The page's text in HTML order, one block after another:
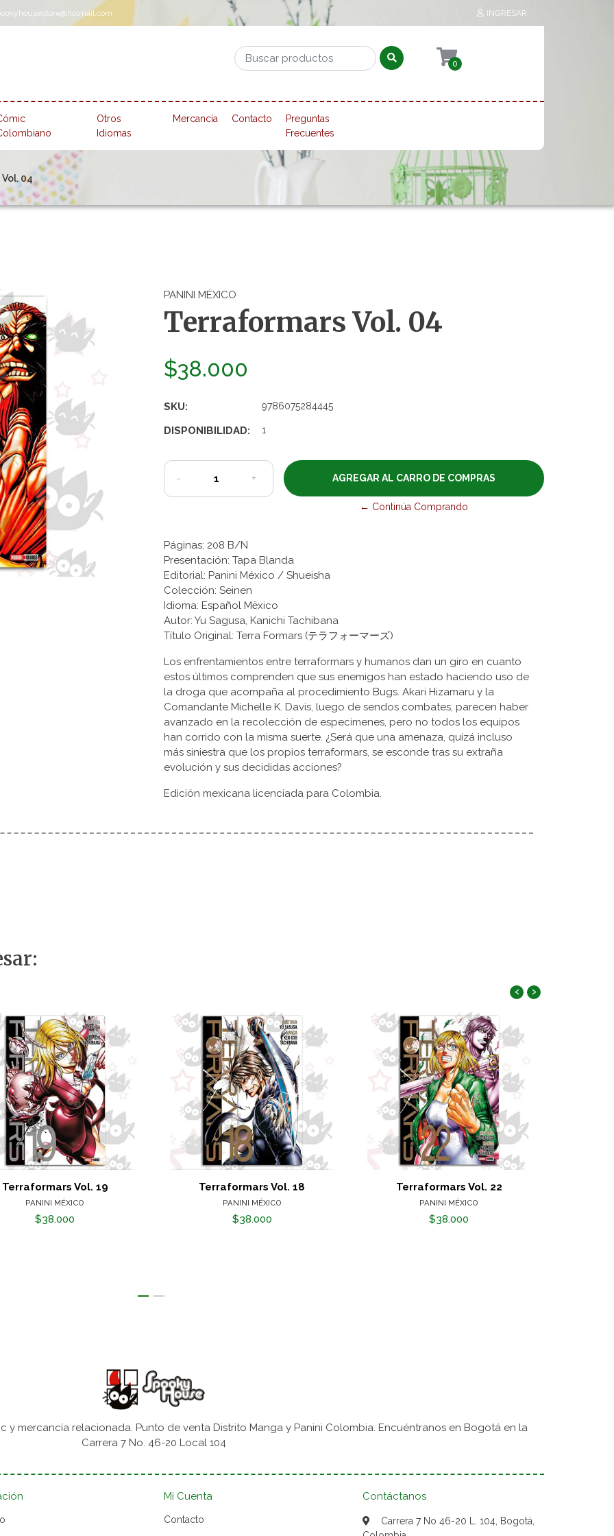
INGRESAR
0
Otros
Idiomas
Mercancía Contacto
Preguntas
Frecuentes
04
PANINI MÉXICO
Terraformars Vol. 04
$38.000
SKU: 9786075284445
DISPONIBILIDAD: 1
- +
← Continúa Comprando
Páginas: 208 B/N
Presentación: Tapa Blanda
Editorial: Panini México / Shueisha
Colección: Seinen
Idioma: Español Mëxico
Autor: Yu Sagusa, Kanichi Tachibana
Título Original: Terra Formars (テラフォーマーズ)
Los enfrentamientos entre terraformars y humanos dan un giro en cuanto
estos últimos comprenden que sus enemigos han estado haciendo uso de
la droga que acompaña al procedimiento Bugs. Akari Hizamaru y la
Comandante Michelle K. Davis, luego de sendos combates, parecen haber
avanzado en la recolección de especímenes, pero no todos los equipos
han corrido con la misma suerte. ¿Será que una amenaza, quizá incluso
más siniestra que los propios terraformars, se esconde tras su extraña
evolución y sus decididas acciones?
Edición mexicana licenciada para Colombia.
Terraformars Vol. 19
PANINI MÉXICO
$38.000
Terraformars Vol. 18
PANINI MÉXICO
$38.000
Terraformars Vol. 22
PANINI MÉXICO
$38.000
‹ ›
y mercancía relacionada. Punto de venta Distrito Manga y Panini Colombia. Encuéntranos en Bogotá en la
Carrera 7 No. 46-20 Local 104
Mi Cuenta
Contacto
Contáctanos
Carrera 7 No 46-20 L. 104, Bogotá,